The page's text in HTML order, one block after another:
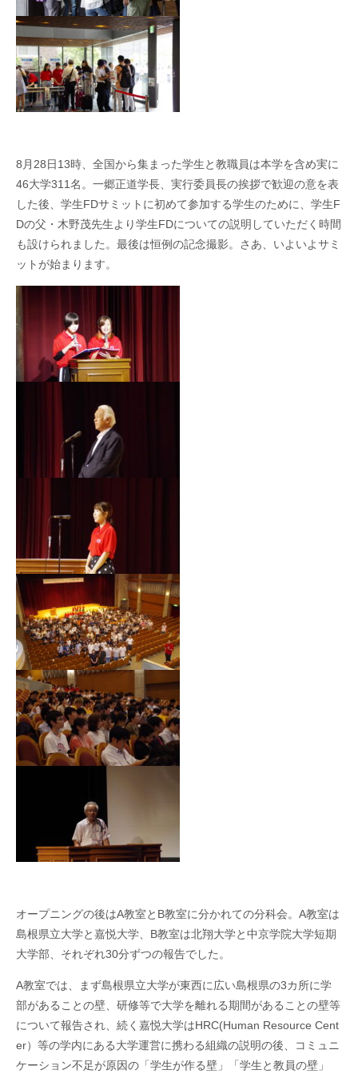
8 月 28日13時、全国から集まった学生と教職員は本学を含め実に
46大学311名。一郷正道学長、実行委員長の挨拶で歓迎の意を表
した後、学生FDサミットに初めて参加する学生のために、学生F
Dの父・木野茂先生より学生FDについての説明していただく時間
も設けられました。最後は恒例の記念撮影。さあ、いよいよサミ
ットが始まります。
オープニングの後はA教室と B教室に分かれての分科会。 A教室は
島根県立大学と嘉悦大学、 B教室は北翔大学と中京学院大学短期
大学部、それぞれ30分ずつの報告でした。
A教室では、まず島根県立大学が東西に広い島根県の3カ所に学
部があることの壁、研修等で大学を離れる期間があることの壁等
について報告され、続く嘉悦大学はHRC(Human Resource Cent
er）等の学内にある大学運営に携わる組織の説明の後、コミュニ
ケーション不足が原因の「学生が作る壁」「学生と教員の壁」